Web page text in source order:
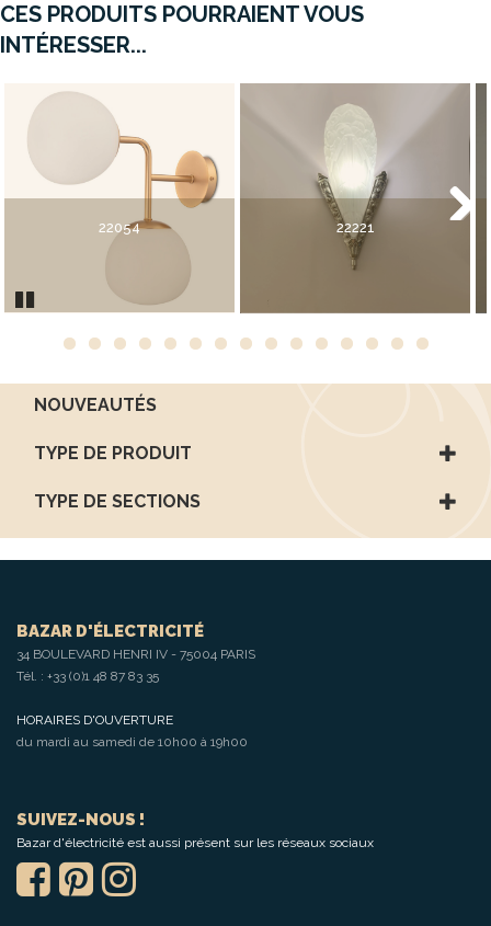
CES PRODUITS POURRAIENT VOUS
INTÉRESSER...
22054
22221
NOUVEAUTÉS
TYPE DE PRODUIT
TYPE DE SECTIONS
BAZAR D'ÉLECTRICITÉ
34 BOULEVARD HENRI IV - 75004 PARIS
Tél. : +33 (0)1 48 87 83 35
HORAIRES D'OUVERTURE
du mardi au samedi de 10h00 à 19h00
SUIVEZ-NOUS !
Bazar d'électricité est aussi présent sur les réseaux sociaux